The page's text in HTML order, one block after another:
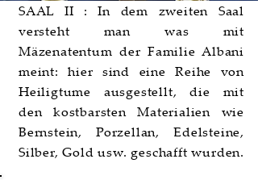
SAAL II : In dem zweiten Saal
versteht man was mit
Mäzenatentum der Familie Albani
meint: hier sind eine Reihe von
Heiligtume ausgestellt, die mit
den kostbarsten Materialien wie
Bernstein, Porzellan, Edelsteine,
Silber, Gold usw. geschafft wurden.